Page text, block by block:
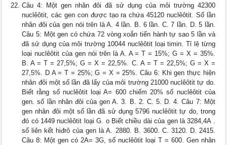
Câu 4: Một gen nhân đôi đã sử dụng của môi trường 42300
nuclêôtit, các gen con được tạo ra chứa 45120 nuclêôtit. Số lần
nhân đôi của gen nói trên là A. 4 lần. B. 6 lần. C. 7 lần. D. 5 lần.
Câu 5: Một gen có chứa 72 vòng xoắn tiến hành tự sao 5 lần và
đã sử dụng của môi trường 10044 nuclêôtit loại timin. Tỉ lệ từng
loại nuclêôtit của gen nói trên là A. A = T = 15%; G = X = 35%.
B. A = T = 27,5%; G = X = 22,5%. C. A = T = 22,5%; G = X =
27,5%. D A = T = 25%; G = X = 25%. Câu 6: Khi gen thực hiện
nhân đôi một số lần đã lấy của môi trường 21000 nuclêôtit tự do.
Biết rằng số nuclêôtit loại A= 600 chiếm 20% số nuclêôtit của
gen. số lần nhân đôi của gen A. 3. B. 2. C. 5. D. 4. Câu 7: Một
gen nhân đôi một số lần đã sử dụng 5796 nuclêôtit tự do, trong
đó có 1449 nuclêôtit loại G. o Biết chiều dài của gen là 3284,4A .
số liên kết hiđrô của gen là A. 2880. B. 3600. C. 3120. D. 2415.
Câu 8: Một gen có 2A= 3G, số nuclêôtit loại T = 600. Gen nhân